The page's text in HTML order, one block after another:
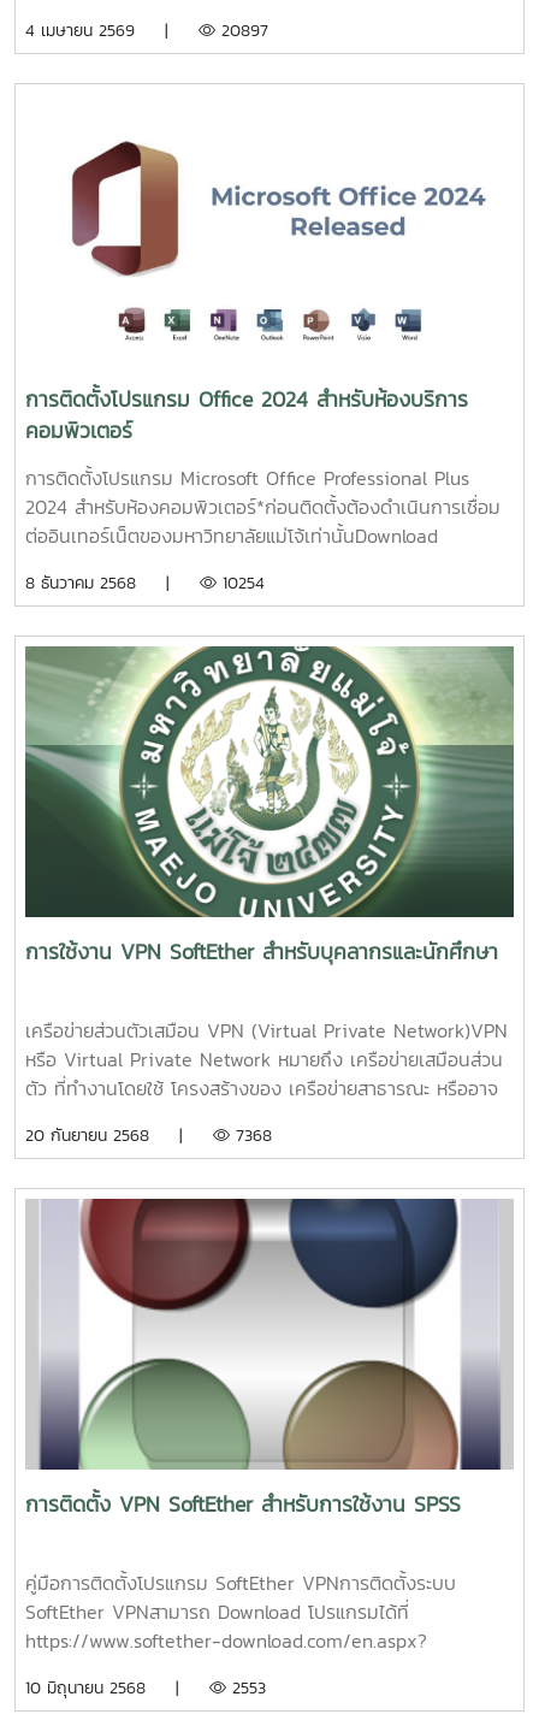
ในการตรวจสอบ และยืนยันความน่าเชื่อถือให้กับอุปกรณ์ เพื่อให้
ติดตั้ง:1. กดShift + F10เพื่อเปิด Command Prompt
พิมพ์regeditแล้วกด Enter2. ไป
ที่HKEY_LOCAL_MACHINE\SYSTEM\Setup สร้าง Key ใหม่
ชื่อLabConfig3.ในLabConfigสร้าง DWORD (32-bit) ค่า
ชื่อBypassTPMCheckBypassSecureBootCheckและ
ค่าเป็น 14. ออกจาก Registry Editor กด back กลับไปแล้วกด
Next ใหม่ จะสามารถติดตั้งได้
4 เมษายน 2569 | 20897
การติดตั้งโปรแกรม Office 2024 สำหรับห้องบริการ
คอมพิวเตอร์
การติดตั้งโปรแกรม Microsoft Office Professional Plus
2024 สำหรับห้องคอมพิวเตอร์*ก่อนติดตั้งต้องดำเนินการเชื่อม
ต่ออินเทอร์เน็ตของมหาวิทยาลัยแม่โจ้เท่านั้นDownload
โดยคลิ๊กขวา เลือก Run as administrator2. Step 1 ทำการ
ต่อเครือข่ายภายในมหาวิทยาลัย)3. Step 2 ทำการติดตั้ง
Office20244. Step 3 ทำการ Activate Key5. การติดตั้ง
โปรแกรมเสร็จสมบูรณ์ ทำการปิดโปรแกรม Word แล้วเข้าใช้งาน
ใหมุ่6. การติดตั้งเสร็จสิ้น
8 ธันวาคม 2568 | 10254
การใช้งาน VPN SoftEther สำหรับบุคลากรและนักศึกษา
เครือข่ายส่วนตัวเสมือน VPN (Virtual Private Network)VPN
หรือ Virtual Private Network หมายถึง เครือข่ายเสมือนส่วน
ตัว ที่ทำงานโดยใช้ โครงสร้างของ เครือข่ายสาธารณะ หรืออาจ
เฉพาะ ขององค์กรได้ ด้วยการ เข้ารหัสแพ็กเก็ตก่อนส่ง เพื่อให้
ข้อมูล มีความปลอดภัยนั้น ก็มีอยู่หลายกลไกด้วยกัน ซึ่งวิธีเข้า
รหัสข้อมูล (encryption) จะทำกันที่เลเยอร์ 2 คือ Data Link
Layer แต่ปัจจุบัน มีการเข้ารหัสใน IP Layer โดยมักใช้เทคโนโลยี
IPSec (IP Security)ปกติแล้ว VPN ถูกนำมาใช้กับองค์กรขนาด
ใหญ่ ที่มีสาขาอยู่ตามที่ต่างๆ และต้องการ ต่อเชื่อมเข้าหากัน โดย
หรือคนที่เกี่ยวข้องด้วย เช่น ลูกค้า, ซัพพลายเออร์ เป็นต้น
นอกจากนี้แล้ว กลไกในการสร้างโครงข่าย VPN อีกประเภทหนึ่ง
คือ MPLS (Multiprotocal Label Switch) เป็นวิธีในการส่งแพ็ก
เก็ต โดยการใส่ label ที่ส่วนหัว ของข้อความ และค่อยเข้ารหัส
ข้อมูล จากนั้น จึงส่งไปยังจุดหมายปลายทาง เมื่อถึงปลายทาง ก็
จะถอดรหัสที่ส่วนหัวออก วิธีการนี้ ช่วยให้ผู้วางระบบเครือข่าย
ได้ประโยชน์ที่ได้รับจาก VPN ประโยชน์ของ การติดตั้งเครือข่าย
แบบ VPN จะช่วยองค์กร ประหยัดค่าใช้จ่าย เพราะไม่ว่าผู้ใช้
องค์กร จะอยู่ที่ใดในโลก ก็สามารถเข้าถึง เครือข่าย VPN ของ
ลด ค่าใช้จ่าย ในการติดต่อสื่อสาร และสามารถ ลดค่าใช้จ่ายใน
20 กันยายน 2568 | 7368
การติดตั้ง VPN SoftEther สำหรับการใช้งาน SPSS
คู่มือการติดตั้งโปรแกรม SoftEther VPNการติดตั้งระบบ
SoftEther VPNสามารถ Download โปรแกรมได้ที่
https://www.softether-download.com/en.aspx?
VPN ClientSelect Platform เลือก Windowsทำการ
10 มิถุนายน 2568 | 2553